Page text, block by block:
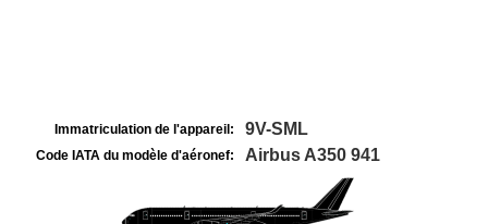
Immatriculation de l'appareil: 9V-SML
Code IATA du modèle d'aéronef: Airbus A350 941